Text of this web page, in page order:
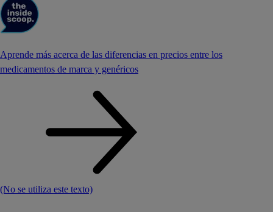
Aprende más acerca de las diferencias en precios entre los
medicamentos de marca y genéricos
(No se utiliza este texto)